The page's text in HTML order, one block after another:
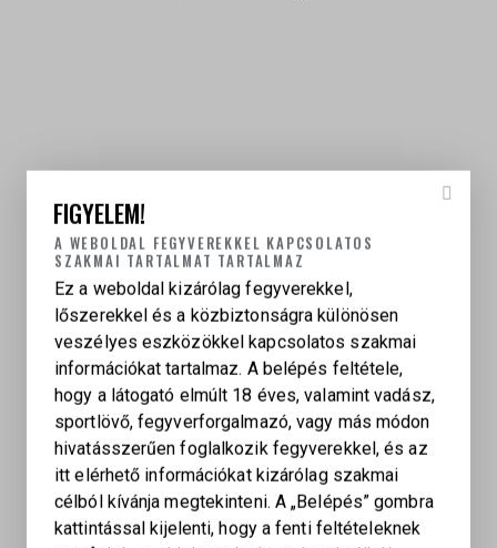
LAUGO ARMS ALIEN FULL KIT 9 X 19 – LIMITED
EDITION BLACK GOLD
2 874 608Ft
SMITH & WESSON SW22 VICTORY KRYPTEK
PISZTOLY, .22 LR, KRYPTEK BEVONATTAL
FIGYELEM!
A WEBOLDAL FEGYVEREKKEL KAPCSOLATOS
SZAKMAI TARTALMAT TARTALMAZ
Ez a weboldal kizárólag fegyverekkel,
lőszerekkel és a közbiztonságra különösen
veszélyes eszközökkel kapcsolatos szakmai
információkat tartalmaz. A belépés feltétele,
hogy a látogató elmúlt 18 éves, valamint vadász,
sportlövő, fegyverforgalmazó, vagy más módon
hivatásszerűen foglalkozik fegyverekkel, és az
itt elérhető információkat kizárólag szakmai
célból kívánja megtekinteni. A „Belépés” gombra
kattintással kijelenti, hogy a fenti feltételeknek